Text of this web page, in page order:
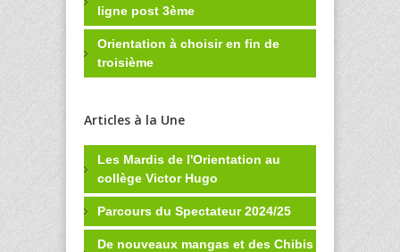
ligne post 3ème
Orientation à choisir en fin de
troisième
Articles à la Une
Les Mardis de l'Orientation au
collège Victor Hugo
Parcours du Spectateur 2024/25
De nouveaux mangas et des Chibis